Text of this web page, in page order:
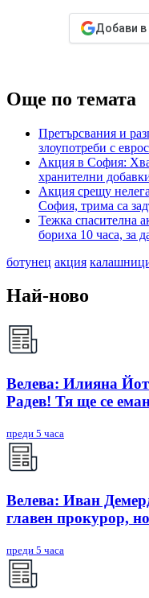
Добави в
Още по темата
Претърсвания и
злоупотреби с
Акция в София:
хранителни
Акция срещу
София, трима са
Тежка спасителна
бориха 10 часа, за
ботунец акция
Най-ново
Велева: Илияна
Радев! Тя ще се
преди 5 часа
Велева: Иван
главен прокурор,
преди 5 часа